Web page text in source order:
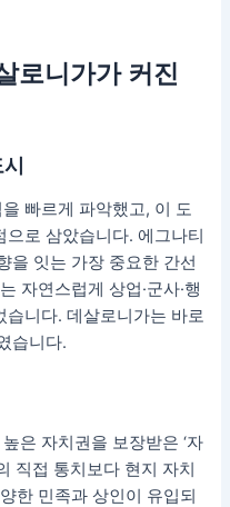
로니가가 커진
빠르게 파악했고, 이 도
로 삼았습니다. 에그나티
을 잇는 가장 중요한 간선
자연스럽게 상업·군사·행
니다. 데살로니가는 바로
습니다.
은 자치권을 보장받은 ‘자
직접 통치보다 현지 자치
한 민족과 상인이 유입되